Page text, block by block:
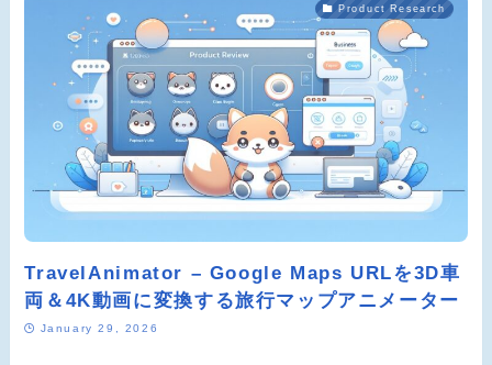
Product Research
TravelAnimator – Google Maps URLを3D車
両＆4K動画に変換する旅行マップアニメーター
January 29, 2026